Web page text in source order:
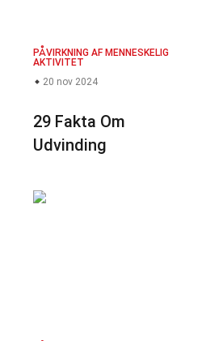
PÅVIRKNING AF MENNESKELIG
AKTIVITET
20 nov 2024
29 Fakta Om
Udvinding